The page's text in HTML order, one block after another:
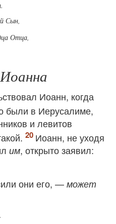
Сын,
Отца,
Иоанн, когда
были в Иерусалиме,
и левитов
Иоанн, не уходя
им, открыто заявил:
они его, — может